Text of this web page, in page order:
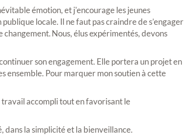
émotion, et j'encourage les jeunes
locale. Il ne faut pas craindre de s’engager
Nous, élus expérimentés, devons
son engagement. Elle portera un projet en
ensemble. Pour marquer mon soutien à cette
accompli tout en favorisant le
la simplicité et la bienveillance.